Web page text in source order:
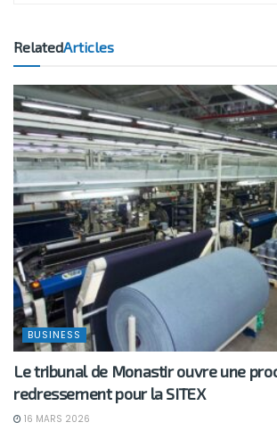
RelatedArticles
BUSINESS
Le tribunal de Monastir ouvre une
redressement pour la SITEX
16 MARS 2026